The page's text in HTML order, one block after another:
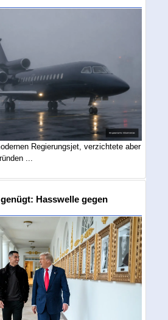
Regierungsjet, verzichtete aber
...
Hasswelle gegen